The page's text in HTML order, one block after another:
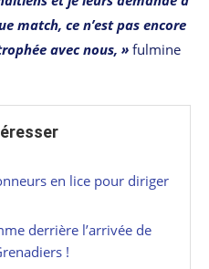
match, ce n’est pas encore
avec nous, »fulmine
en lice pour diriger
derrière l’arrivée de
!